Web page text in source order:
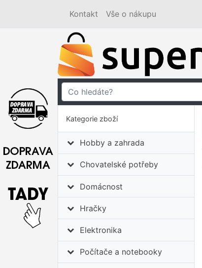
Kontakt Vše o nákupu
Kategorie zboží
Hobby a zahrada
Chovatelské potřeby
Domácnost
Hračky
Elektronika
Počítače a notebooky